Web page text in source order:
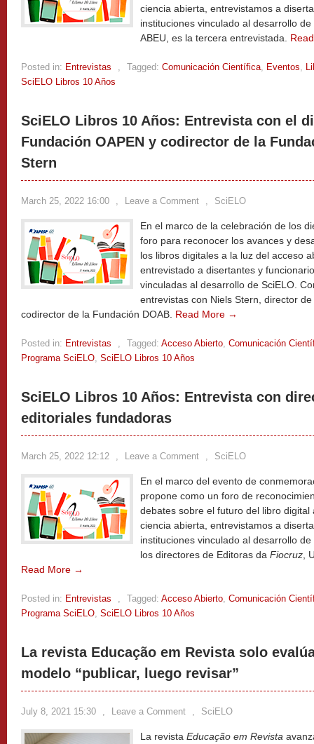
ciencia abierta, entrevistamos a
instituciones vinculado al desarrollo
ABEU, es la tercera entrevistada.
Posted in: Entrevistas , Tagged: Comunicación Científica, Eventos,
SciELO Libros 10 Años
SciELO Libros 10 Años: Entrevista con el
Fundación OAPEN y codirector de la
Stern
March 25, 2022 16:00 , Leave a Comment , SciELO
En el marco de la celebración de los
foro para reconocer los avances y
los libros digitales a la luz del acceso
entrevistado a disertantes y
vinculadas al desarrollo de SciELO.
entrevistas con Niels Stern, director
codirector de la Fundación DOAB. Read More →
Posted in: Entrevistas , Tagged: Acceso Abierto, Comunicación
Programa SciELO, SciELO Libros 10 Años
SciELO Libros 10 Años: Entrevista con
editoriales fundadoras
March 25, 2022 12:12 , Leave a Comment , SciELO
En el marco del evento de
propone como un foro de
debates sobre el futuro del libro
ciencia abierta, entrevistamos a
instituciones vinculado al desarrollo
los directores de Editoras da Fiocruz ,
Read More →
Posted in: Entrevistas , Tagged: Acceso Abierto, Comunicación
Programa SciELO, SciELO Libros 10 Años
La revista Educação em Revista solo
modelo “publicar, luego revisar”
July 8, 2021 15:30 , Leave a Comment , SciELO
La revista Educação em Revista